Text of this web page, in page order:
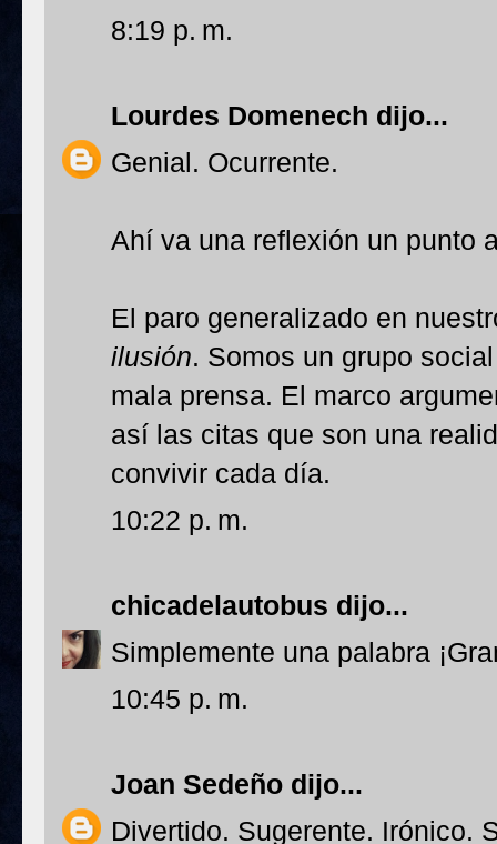
8:19 p. m.
Lourdes Domenech dijo...
Genial. Ocurrente.
Ahí va una reflexión un punto
El paro generalizado en
ilusión. Somos un grupo
mala prensa. El marco
así las citas que son una
convivir cada día.
10:22 p. m.
chicadelautobus dijo...
Simplemente una palabra
10:45 p. m.
Joan Sedeño dijo...
Divertido. Sugerente. Irónico.